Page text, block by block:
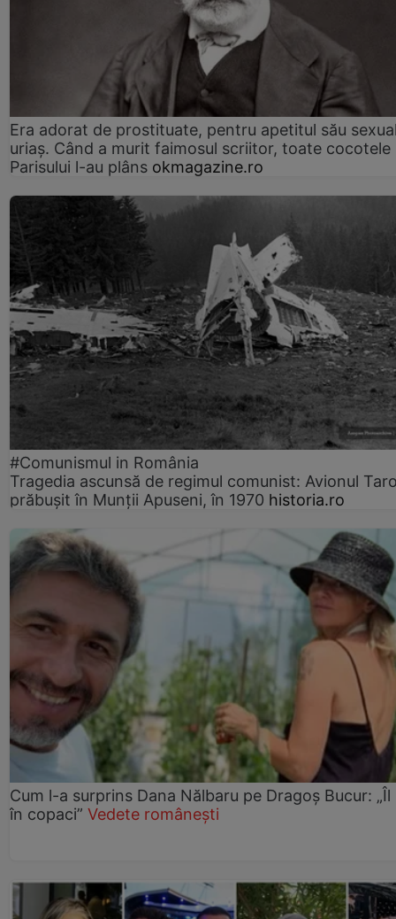
Era adorat de prostituate, pentru apetitul său
uriaș. Când a murit faimosul scriitor, toate cocotele
Parisului l-au plâns okmagazine.ro
#Comunismul in România
Tragedia ascunsă de regimul comunist: Avionul
prăbușit în Munții Apuseni, în 1970 historia.ro
Cum l-a surprins Dana Nălbaru pe Dragoș Bucur: „Îl
în copaci” Vedete românești